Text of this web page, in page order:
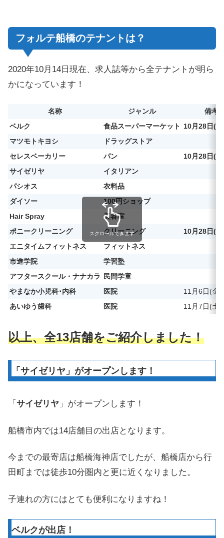
フォルテ船橋のテナントは？
2020年10月14日現在、求人誌等から全テナントが明ら
かになっています！
名称 ジャンル
備考
ベルク
食品スーパーマーケット 10月28日(
マツモトキヨシ
ドラッグストア
セレスベーカリー
パン
10月28日(
サイゼリヤ
イタリアン
パシオス
衣料品
ダイソー
100円ショップ
Hair Spray
美容室
ポニークリーニング
クリーニング
10月28日(
エニタイムフィットネス
フィットネス
市進学院
学習塾
アフタースクール・ナナカラ
民間学童
やまなか小児科･内科
医院
11月6日(金)
あいゆう歯科
医院 11月7日(土)
スクロールできます
以上、全13店舗をご紹介しました！
「サイゼリヤ」がオープンします！
「 サイゼリヤ 」がオープンします！
船橋市内では14店舗目の出店となります。
今までの最寄店は船橋海神店でしたが、船橋店から行
田町までは徒歩10分圏内と更に近くなりました。
子連れの方にはとても便利になりますね！
ベルクが出店！